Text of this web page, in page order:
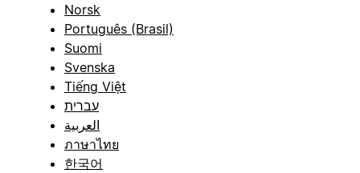
Norsk
Português (Brasil)
Suomi
Svenska
Tiếng Việt
עברית
العربية
ภาษาไทย
한국어